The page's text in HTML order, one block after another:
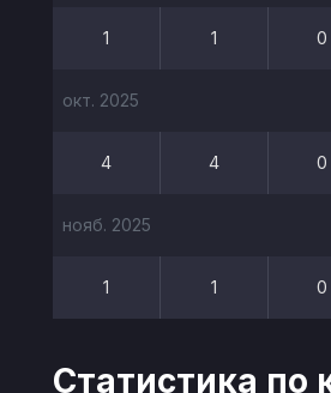
1 1 0
окт. 2025
4 4 0
нояб. 2025
1 1 0
Статистика по